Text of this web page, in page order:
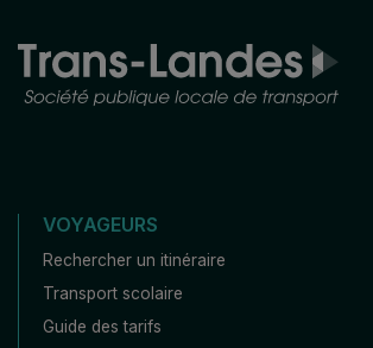
VOYAGEURS
Rechercher un itinéraire
Transport scolaire
Guide des tarifs